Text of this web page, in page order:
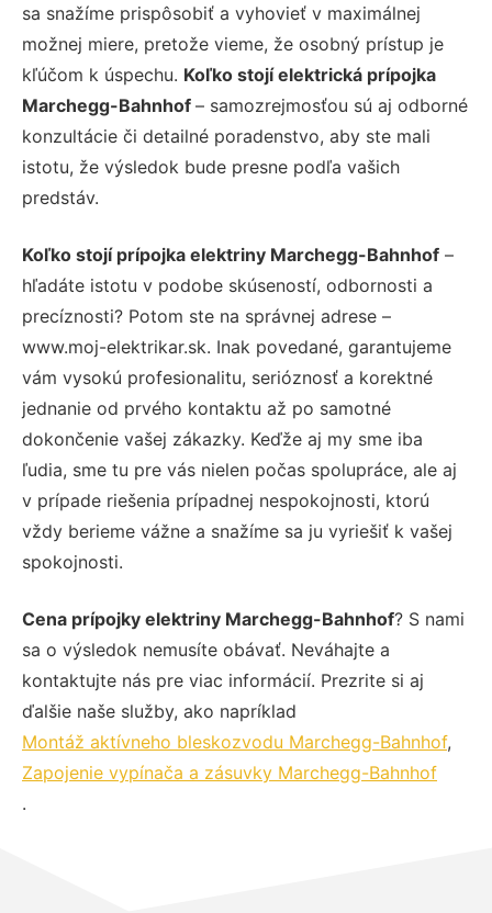
sa snažíme prispôsobiť a vyhovieť v maximálnej
možnej miere, pretože vieme, že osobný prístup je
kľúčom k úspechu. Koľko stojí elektrická prípojka
Marchegg-Bahnhof – samozrejmosťou sú aj odborné
konzultácie či detailné poradenstvo, aby ste mali
istotu, že výsledok bude presne podľa vašich
predstáv.
Koľko stojí prípojka elektriny Marchegg-Bahnhof –
hľadáte istotu v podobe skúseností, odbornosti a
precíznosti? Potom ste na správnej adrese –
www.moj-elektrikar.sk. Inak povedané, garantujeme
vám vysokú profesionalitu, serióznosť a korektné
jednanie od prvého kontaktu až po samotné
dokončenie vašej zákazky. Keďže aj my sme iba
ľudia, sme tu pre vás nielen počas spolupráce, ale aj
v prípade riešenia prípadnej nespokojnosti, ktorú
vždy berieme vážne a snažíme sa ju vyriešiť k vašej
spokojnosti.
Cena prípojky elektriny Marchegg-Bahnhof? S nami
sa o výsledok nemusíte obávať. Neváhajte a
kontaktujte nás pre viac informácií. Prezrite si aj
ďalšie naše služby, ako napríklad
Montáž aktívneho bleskozvodu Marchegg-Bahnhof,
Zapojenie vypínača a zásuvky Marchegg-Bahnhof
.